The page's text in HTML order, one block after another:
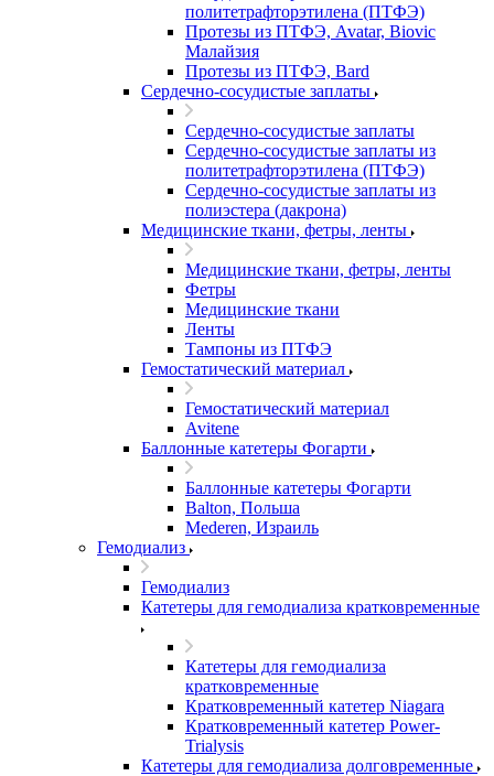
политетрафторэтилена (ПТФЭ)
Протезы из ПТФЭ, Avatar, Biovic
Малайзия
Протезы из ПТФЭ, Bard
Сердечно-сосудистые заплаты
Сердечно-сосудистые заплаты
Сердечно-сосудистые заплаты из
политетрафторэтилена (ПТФЭ)
Сердечно-сосудистые заплаты из
полиэстера (дакрона)
Медицинские ткани, фетры, ленты
Медицинские ткани, фетры, ленты
Фетры
Медицинские ткани
Ленты
Тампоны из ПТФЭ
Гемостатический материал
Гемостатический материал
Avitene
Баллонные катетеры Фогарти
Баллонные катетеры Фогарти
Balton, Польша
Mederen, Израиль
Гемодиализ
Гемодиализ
Катетеры для гемодиализа кратковременные
Катетеры для гемодиализа
кратковременные
Кратковременный катетер Niagara
Кратковременный катетер Power-
Trialysis
Катетеры для гемодиализа долговременные